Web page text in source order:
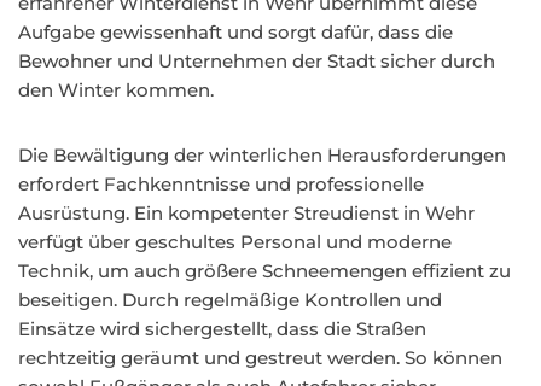
Aufgabe gewissenhaft und sorgt dafür, dass die
Bewohner und Unternehmen der Stadt sicher durch
den Winter kommen.
Die Bewältigung der winterlichen Herausforderungen
erfordert Fachkenntnisse und professionelle
Ausrüstung. Ein kompetenter Streudienst in Wehr
verfügt über geschultes Personal und moderne
Technik, um auch größere Schneemengen effizient zu
beseitigen. Durch regelmäßige Kontrollen und
Einsätze wird sichergestellt, dass die Straßen
rechtzeitig geräumt und gestreut werden. So können